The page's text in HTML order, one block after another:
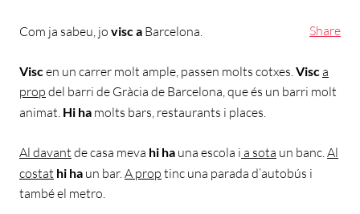
Share
Com ja sabeu, jo visc a Barcelona.
Viscen un carrer molt ample, passen molts cotxes. Visca
prop del barri de Gràcia de Barcelona, que és un barri molt
animat. Hi ha molts bars, restaurants i places.
Al davant de casa meva hi ha una escola i a sota un banc. Al
costat hi ha un bar. A prop tinc una parada d’autobús i
també el metro.